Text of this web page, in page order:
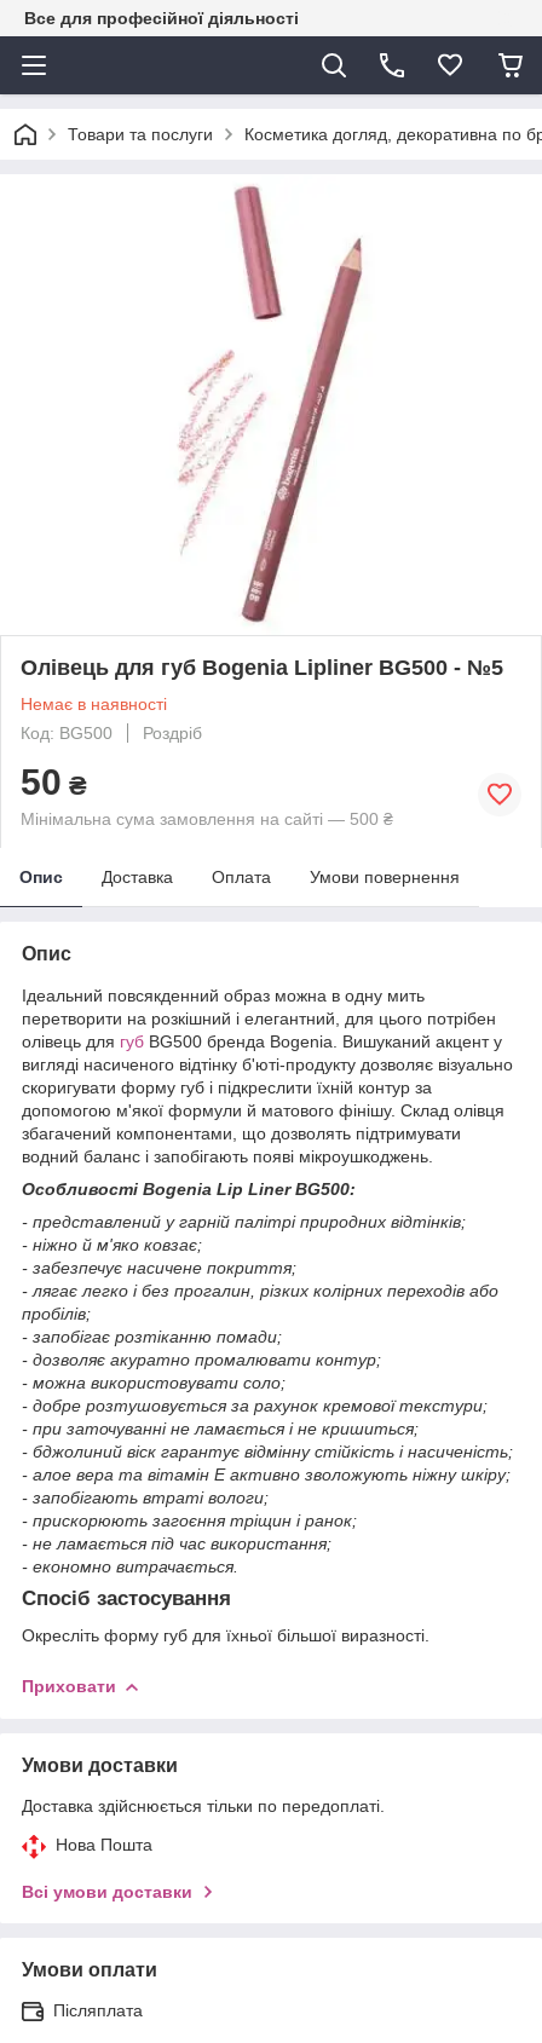
Все для професійної діяльності
Товари та послуги Косметика догляд, декоративна по
Олівець для губ Bogenia Lipliner BG500 - №5
Немає в наявності
Код: BG500
Роздріб
50 ₴
Мінімальна сума замовлення на сайті — 500 ₴
Опис Доставка Оплата Умови повернення
Опис
Ідеальний повсякденний образ можна в одну мить
перетворити на розкішний і елегантний, для цього потрібен
олівець для губ BG500 бренда Bogenia. Вишуканий акцент у
вигляді насиченого відтінку б'юті-продукту дозволяє візуально
скоригувати форму губ і підкреслити їхній контур за
допомогою м'якої формули й матового фінішу. Склад олівця
збагачений компонентами, що дозволять підтримувати
водний баланс і запобігають появі мікроушкоджень.
Особливості Bogenia Lip Liner BG500:
- представлений у гарній палітрі природних відтінків;
- ніжно й м'яко ковзає;
- забезпечує насичене покриття;
- лягає легко і без прогалин, різких колірних переходів або
пробілів;
- запобігає розтіканню помади;
- дозволяє акуратно промалювати контур;
- можна використовувати соло;
- добре розтушовується за рахунок кремової текстури;
- при заточуванні не ламається і не кришиться;
- бджолиний віск гарантує відмінну стійкість і насиченість;
- алое вера та вітамін Е активно зволожують ніжну шкіру;
- запобігають втраті вологи;
- прискорюють загоєння тріщин і ранок;
- не ламається під час використання;
- економно витрачається.
Спосіб застосування
Окресліть форму губ для їхньої більшої виразності.
Приховати
Умови доставки
Доставка здійснюється тільки по передоплаті.
Нова Пошта
Всі умови доставки
Умови оплати
Післяплата